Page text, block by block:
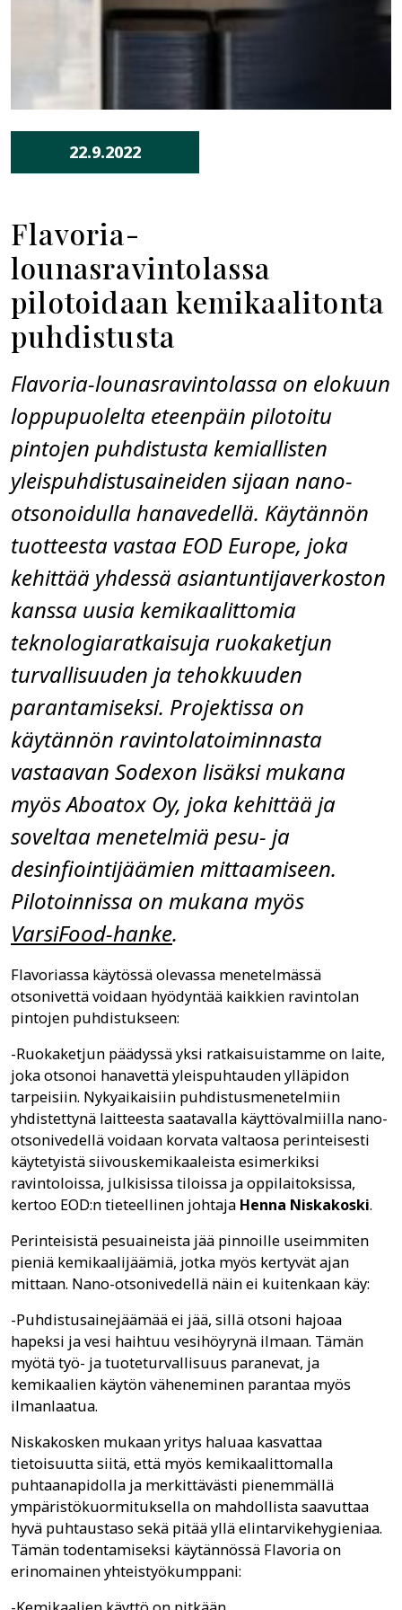
22.9.2022
Flavoria-
lounasravintolassa
pilotoidaan kemikaalitonta
puhdistusta
Flavoria-lounasravintolassa on elokuun
loppupuolelta eteenpäin pilotoitu
pintojen puhdistusta kemiallisten
yleispuhdistusaineiden sijaan nano-
otsonoidulla hanavedellä. Käytännön
tuotteesta vastaa EOD Europe, joka
kehittää yhdessä asiantuntijaverkoston
kanssa uusia kemikaalittomia
teknologiaratkaisuja ruokaketjun
turvallisuuden ja tehokkuuden
parantamiseksi. Projektissa on
käytännön ravintolatoiminnasta
vastaavan Sodexon lisäksi mukana
myös Aboatox Oy, joka kehittää ja
soveltaa menetelmiä pesu- ja
desinfiointijäämien mittaamiseen.
Pilotoinnissa on mukana myös
VarsiFood-hanke.
Flavoriassa käytössä olevassa menetelmässä
otsonivettä voidaan hyödyntää kaikkien ravintolan
pintojen puhdistukseen:
-Ruokaketjun päädyssä yksi ratkaisuistamme on laite,
joka otsonoi hanavettä yleispuhtauden ylläpidon
tarpeisiin. Nykyaikaisiin puhdistusmenetelmiin
yhdistettynä laitteesta saatavalla käyttövalmiilla nano-
otsonivedellä voidaan korvata valtaosa perinteisesti
käytetyistä siivouskemikaaleista esimerkiksi
ravintoloissa, julkisissa tiloissa ja oppilaitoksissa,
kertoo EOD:n tieteellinen johtaja Henna Niskakoski.
Perinteisistä pesuaineista jää pinnoille useimmiten
pieniä kemikaalijäämiä, jotka myös kertyvät ajan
mittaan. Nano-otsonivedellä näin ei kuitenkaan käy:
-Puhdistusainejäämää ei jää, sillä otsoni hajoaa
hapeksi ja vesi haihtuu vesihöyrynä ilmaan. Tämän
myötä työ- ja tuoteturvallisuus paranevat, ja
kemikaalien käytön väheneminen parantaa myös
ilmanlaatua.
Niskakosken mukaan yritys haluaa kasvattaa
tietoisuutta siitä, että myös kemikaalittomalla
puhtaanapidolla ja merkittävästi pienemmällä
ympäristökuormituksella on mahdollista saavuttaa
hyvä puhtaustaso sekä pitää yllä elintarvikehygieniaa.
Tämän todentamiseksi käytännössä Flavoria on
erinomainen yhteistyökumppani: